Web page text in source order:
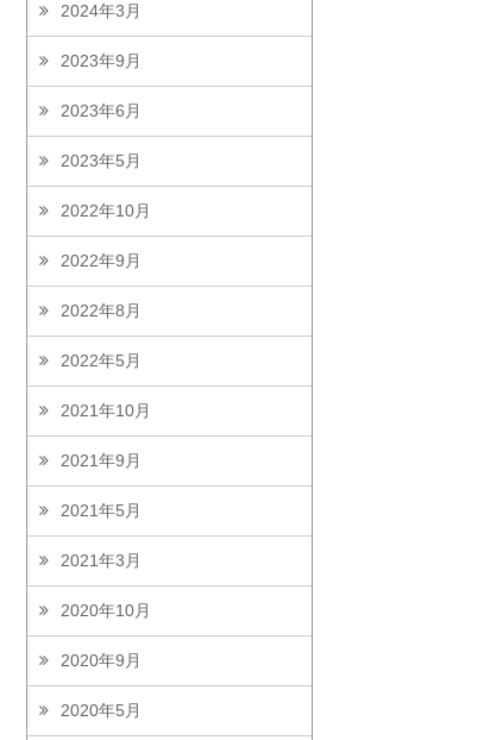
2024年3月
2023年9月
2023年6月
2023年5月
2022年10月
2022年9月
2022年8月
2022年5月
2021年10月
2021年9月
2021年5月
2021年3月
2020年10月
2020年9月
2020年5月